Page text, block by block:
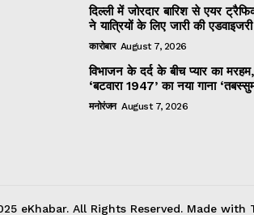
दिल्ली में जोरदार बारिश से एयर
ने यात्रियों के लिए जारी की एडवाइजरी
कारोबार August 7, 2026
विभाजन के दर्द के बीच प्यार का
‘बटवारा 1947’ का नया गाना
मनोरंजन August 7, 2026
eKhabar. All Rights Reserved. Made with